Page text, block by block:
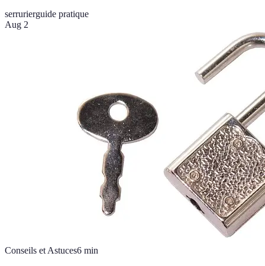
serrurierguide pratique
Aug 2
Conseils et Astuces6 min